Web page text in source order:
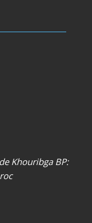
Khouribga BP: